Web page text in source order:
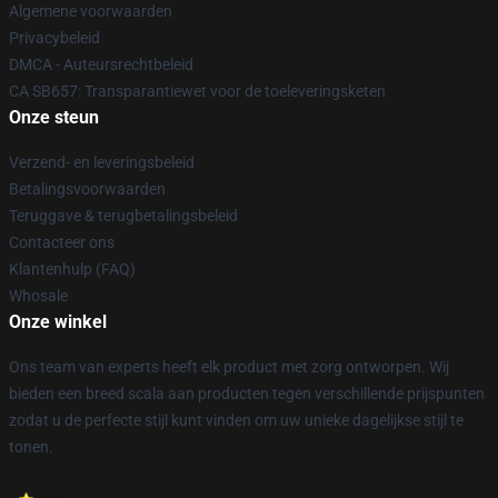
Algemene voorwaarden
Privacybeleid
DMCA - Auteursrechtbeleid
CA SB657: Transparantiewet voor de toeleveringsketen
Onze steun
Verzend- en leveringsbeleid
Betalingsvoorwaarden
Teruggave & terugbetalingsbeleid
Contacteer ons
Klantenhulp (FAQ)
Whosale
Onze winkel
Ons team van experts heeft elk product met zorg ontworpen. Wij
bieden een breed scala aan producten tegen verschillende prijspunten
zodat u de perfecte stijl kunt vinden om uw unieke dagelijkse stijl te
tonen.